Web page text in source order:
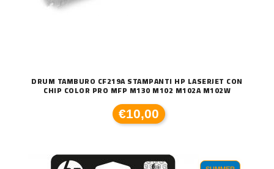
DRUM TAMBURO CF219A STAMPANTI HP LASERJET CON
CHIP COLOR PRO MFP M130 M102 M102A M102W
€10,00